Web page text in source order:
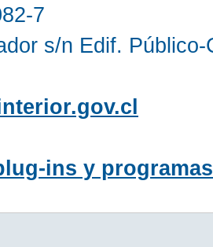
7
s/n Edif.
ins y